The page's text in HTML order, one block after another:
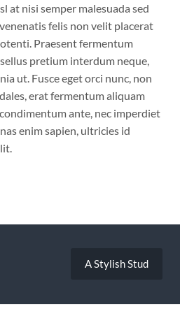
at nisi semper malesuada sed
felis non velit placerat
Praesent fermentum
pretium interdum neque,
ut. Fusce eget orci nunc, non
erat fermentum aliquam
ante, nec imperdiet
enim sapien, ultricies id
A Stylish Stud